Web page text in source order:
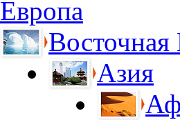
Европа
Восточная
Азия